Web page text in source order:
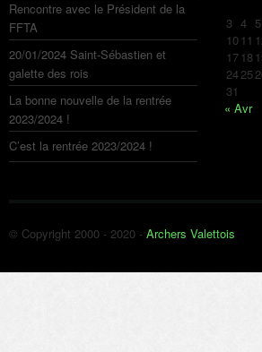
Rencontre avec le Président de la
FFTA
20/01/2024 Saint-Sébastien et
galette des rois
La bonne nouvelle de la rentrée
2023/2024 !
C’est la rentrée 2023/2024 !
3 4 5
10 11
17 18
2425
31
« Avr
© Copyright 2000 - 2020 - Archers Valettois